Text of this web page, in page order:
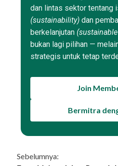
dan lintas sektor tentang
(sustainability) dan
berkelanjutan
bukan lagi pilihan —
strategis untuk tetap
Join
Bermitra
Continue
Sebelumnya: